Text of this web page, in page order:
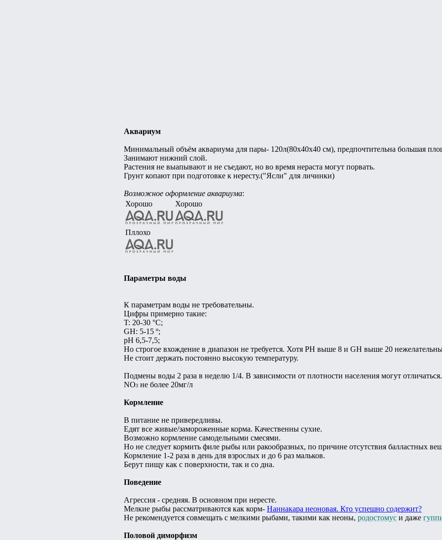
Аквариум
Минимальный объём аквариума для пары- 120л(80х40х40 см), предпочтительна большая
Занимают нижний слой.
Растения не выапывают и не съедают, но во время нераста могут порвать.
Грунт копают при подготовке к нересту.("Ясли" для личинки)
Возможное оформление аквариума:
Хорошо
Хорошо
Пллохо
Параметры воды
К параметрам воды не требовательны.
Цифры примерно такие:
T: 20-30 °C;
GH: 5-15 º;
pH 6,5-7,5;
Но строгое вхождение в диапазон не требуется. Хотя PH выше 8 и GH выше 20
Не стоит держать постоянно высокую температуру.
Подмены воды 2 раза в неделю 1/4. В зависимости от плотности населения могут отличаться.
NO3 не более 20мг/л
Кормление
В питание не привередливы.
Едят все живые/замороженные корма. Качественны сухие.
Возможно кормление самодельными смесями.
Но не следует кормить филе рыбы или ракообразных, по причине отсутствия балластных
Кормление 1-2 раза в день для взрослых и до 6 раз мальков.
Берут пищу как с поверхности, так и со дна.
Поведение
Агрессия - средняя. В основном при нересте.
Мелкие рыбы рассматриваются как корм- Наннакара неоновая. Кто успешно содержит?
Не рекомендуется совмещать с мелкими рыбами, такими как неоны, родостомус и даже
Половой диморфизм